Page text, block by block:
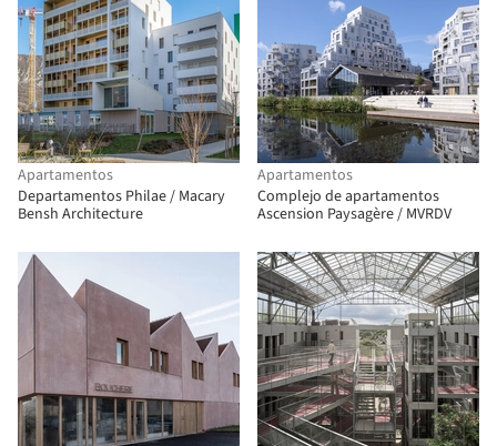
Apartamentos
Departamentos Philae / Macary
Bensh Architecture
Apartamentos
Complejo de apartamentos
Ascension Paysagère / MVRDV